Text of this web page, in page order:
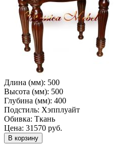
Длина (мм): 500
Высота (мм): 500
Глубина (мм): 400
Подстиль: Хэпплуайт
Обивка: Ткань
Цена: 31570 руб.